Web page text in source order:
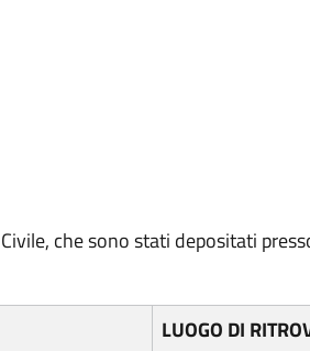
che sono stati depositati
LUOGO DI